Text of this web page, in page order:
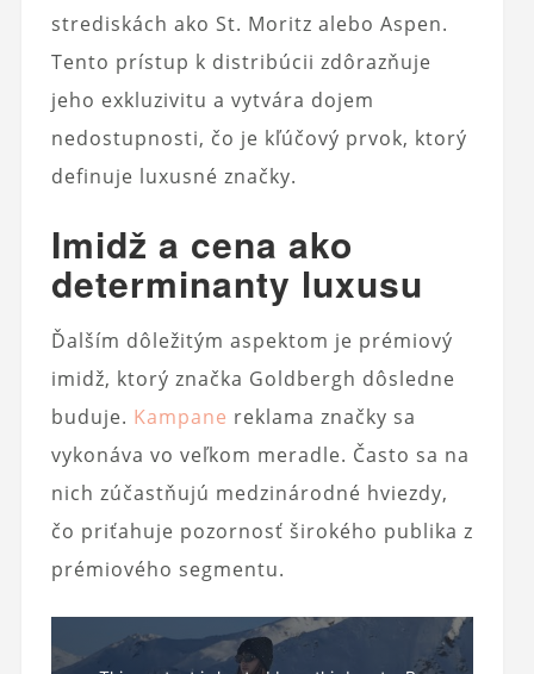
strediskách ako St. Moritz alebo Aspen.
Tento prístup k distribúcii zdôrazňuje
jeho exkluzivitu a vytvára dojem
nedostupnosti, čo je kľúčový prvok, ktorý
definuje luxusné značky.
Imidž a cena ako
determinanty luxusu
Ďalším dôležitým aspektom je prémiový
imidž, ktorý značka Goldbergh dôsledne
buduje. Kampane reklama značky sa
vykonáva vo veľkom meradle. Často sa na
nich zúčastňujú medzinárodné hviezdy,
čo priťahuje pozornosť širokého publika z
prémiového segmentu.